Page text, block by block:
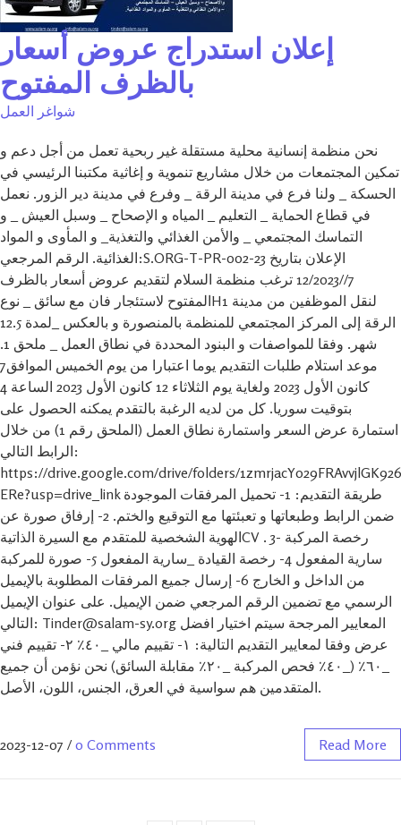
إعلان استدراج عروض أسعار
بالظرف المفتوح
شواغر العمل
نحن منظمة إنسانية محلية مستقلة غير ربحية تعمل من أجل دعم و
تمكين المجتمعات من خلال مشاريع تنموية و إغاثية مكتبنا الرئيسي في
الحسكة _ ولنا فرع في مدينة الرقة _ وفرع في مدينة دير الزور. نعمل
في قطاع الحماية _ التعليم _ المياه و الإصحاح _ وسبل العيش _ و
التماسك المجتمعي _ والأمن الغذائي والتغذية_ و المأوى و المواد
الغذائية. الرقم المرجعي:S.ORG-T-PR-002-23 الإعلان بتاريخ
7//12/2023 ترغب منظمة السلام لتقديم عروض أسعار بالظرف
المفتوح لاستئجار فان مع سائق _ نوعH1 لنقل الموظفين من مدينة
الرقة إلى المركز المجتمعي للمنظمة بالمنصورة و بالعكس _لمدة 12.5
شهر. وفقا للمواصفات و البنود المحددة في نطاق العمل _ ملحق 1.
موعد استلام طلبات التقديم يوما اعتبارا من يوم الخميس الموافق7
كانون الأول 2023 ولغاية يوم الثلاثاء 12 كانون الأول 2023 الساعة 4
بتوقيت سوريا. كل من لديه الرغبة بالتقدم يمكنه الحصول على
استمارة عرض السعر واستمارة نطاق العمل (الملحق رقم 1) من خلال
الرابط التالي:
https://drive.google.com/drive/folders/
ERe?usp=drive_link طريقة التقديم: 1- تحميل المرفقات الموجودة
ضمن الرابط وطبعاتها و تعبئتها مع التوقيع والختم. 2- إرفاق صورة عن
الهوية الشخصية للمتقدم مع السيرة الذاتيةCV . 3- رخصة المركبة
سارية المفعول 4- رخصة القيادة _سارية المفعول 5- صورة للمركبة
من الداخل و الخارج 6- إرسال جميع المرفقات المطلوبة بالإيميل
الرسمي مع تضمين الرقم المرجعي ضمن الإيميل. على عنوان الإيميل
التالي: Tinder@salam-sy.org المعايير المرجحة سيتم اختيار افضل
عرض وفقا لمعايير التقديم التالية: ١- تقييم مالي _٤٠٪ ٢- تقييم فني
_٦٠٪ (_٤٠٪ فحص المركبة _٢٠٪ مقابلة السائق) نحن نؤمن أن جميع
المتقدمين هم سواسية في العرق، الجنس، اللون، الأصل.
2023-12-07 / 0 Comments Read More